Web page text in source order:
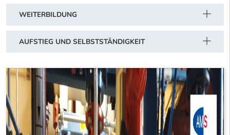
WEITERBILDUNG
AUFSTIEG UND SELBSTSTÄNDIGKEIT